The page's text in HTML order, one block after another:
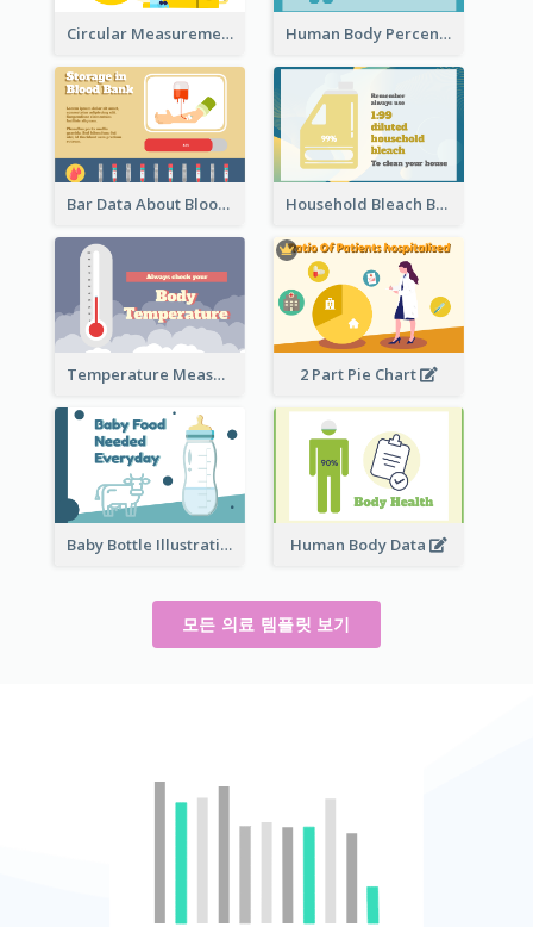
Circular Measurement Of 2 Group Human Body Percentage Clipart
Bar Data About Blood Donation Household Bleach Bottle
Temperature Measurement 2 Part Pie Chart
Baby Bottle Illustration Human Body Data
모든 의료 템플릿 보기